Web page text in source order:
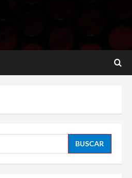
buscado por Interpol
obstrucción en el caso